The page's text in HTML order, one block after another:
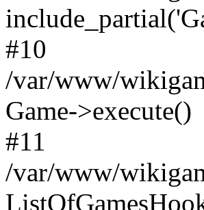
#10
/var/www/
Game->execute()
#11
/var/www/